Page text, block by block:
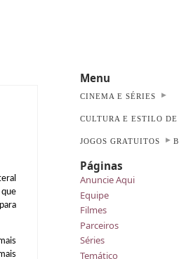
Menu
CINEMA E SÉRIES
CULTURA E ESTILO
JOGOS GRATUITOS
Páginas
Anuncie Aqui
Equipe
Filmes
Parceiros
Séries
Temático